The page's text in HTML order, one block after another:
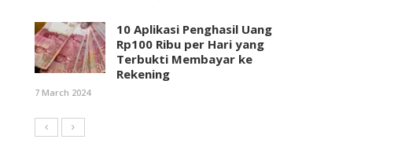
10 Aplikasi Penghasil Uang
Rp100 Ribu per Hari yang
Terbukti Membayar ke
Rekening
7 March 2024